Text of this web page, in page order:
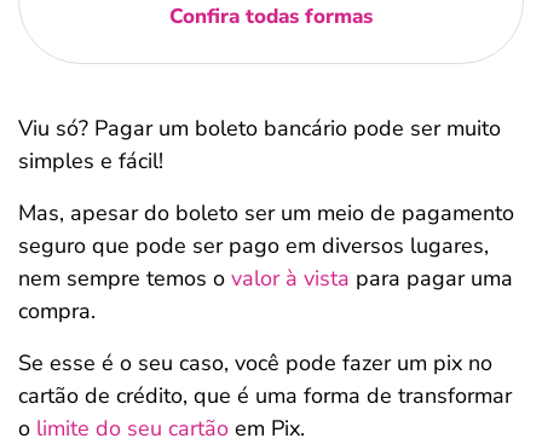
Confira todas formas
Viu só? Pagar um boleto bancário pode ser muito
simples e fácil!
Mas, apesar do boleto ser um meio de pagamento
seguro que pode ser pago em diversos lugares,
nem sempre temos o valor à vista para pagar uma
compra.
Se esse é o seu caso, você pode fazer um pix no
cartão de crédito, que é uma forma de transformar
o limite do seu cartão em Pix.